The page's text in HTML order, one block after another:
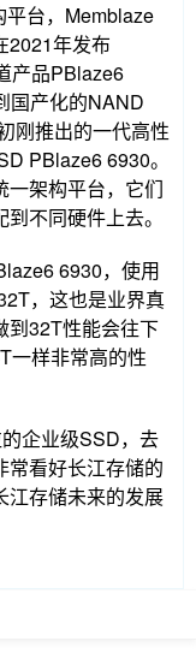
台，Memblaze
2021年发布
产品PBlaze6
国产化的NAND
刚推出的一代高性
PBlaze6 6930。
架构平台，它们
不同硬件上去。
6930，使用
，这也是业界真
到32T性能会往下
一样非常高的性
企业级SSD，去
常看好长江存储的
江存储未来的发展